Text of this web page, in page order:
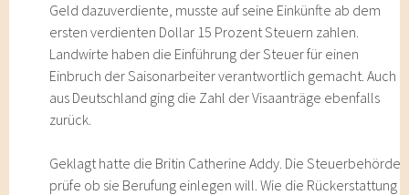
Geld dazuverdiente, musste auf seine Einkünfte ab dem
ersten verdienten Dollar 15 Prozent Steuern zahlen.
Landwirte haben die Einführung der Steuer für einen
Einbruch der Saisonarbeiter verantwortlich gemacht. Auch
aus Deutschland ging die Zahl der Visaanträge ebenfalls
zurück.
Geklagt hatte die Britin Catherine Addy. Die Steuerbehörde
prüfe ob sie Berufung einlegen will. Wie die Rückerstattung